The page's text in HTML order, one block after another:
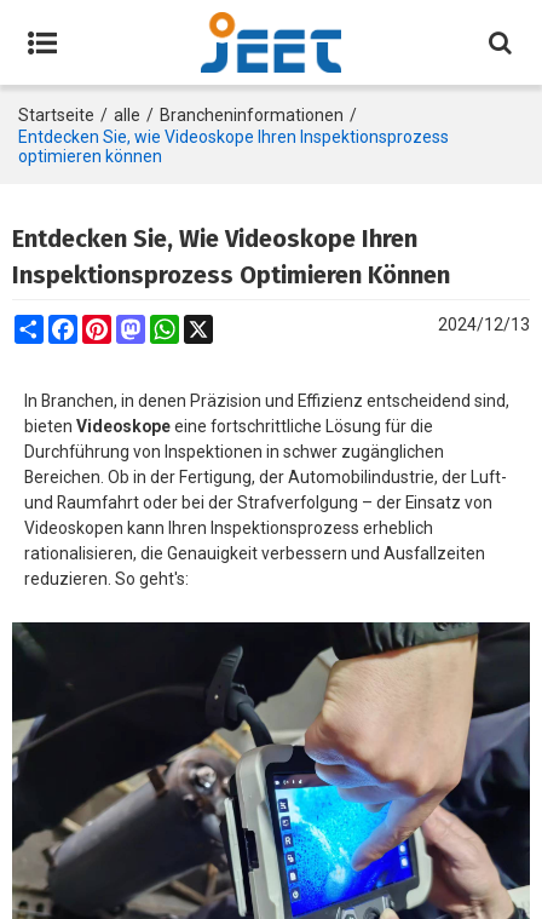
Startseite / alle / Brancheninformationen /
Entdecken Sie, wie Videoskope Ihren Inspektionsprozess
optimieren können
Entdecken Sie, Wie Videoskope Ihren
Inspektionsprozess Optimieren Können
ShareFacebookPinterestMastodonWhatsApp 2024/12/13
In Branchen, in denen Präzision und Effizienz entscheidend sind,
bieten Videoskopeeine fortschrittliche Lösung für die
Durchführung von Inspektionen in schwer zugänglichen
Bereichen. Ob in der Fertigung, der Automobilindustrie, der Luft-
und Raumfahrt oder bei der Strafverfolgung – der Einsatz von
Videoskopen kann Ihren Inspektionsprozess erheblich
rationalisieren, die Genauigkeit verbessern und Ausfallzeiten
reduzieren. So geht's: